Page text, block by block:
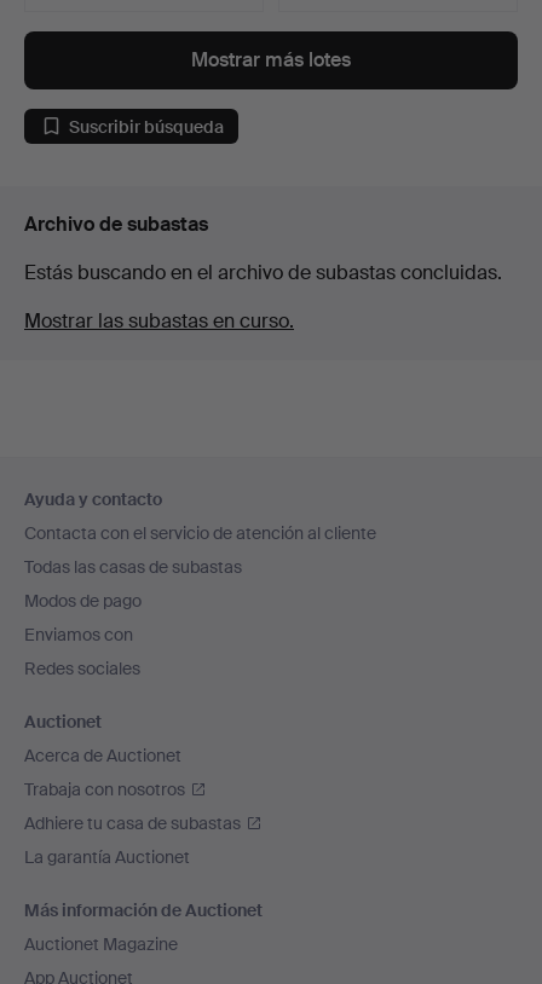
Mostrar más lotes
Suscribir búsqueda
Archivo de subastas
Estás buscando en el archivo de subastas concluidas.
Mostrar las subastas en curso.
en
el
pie
de
página
Ayuda y contacto
Contacta con el servicio de atención al cliente
Todas las casas de subastas
Modos de pago
Enviamos con
Redes sociales
Auctionet
Acerca de Auctionet
Trabaja con nosotros
Adhiere tu casa de subastas
La garantía Auctionet
Más información de Auctionet
Auctionet Magazine
App Auctionet